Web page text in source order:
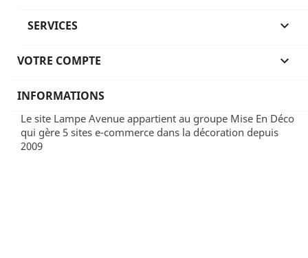
SERVICES 
VOTRE COMPTE 
INFORMATIONS
Le site Lampe Avenue appartient au groupe Mise En Déco
qui gère 5 sites e-commerce dans la décoration depuis
2009